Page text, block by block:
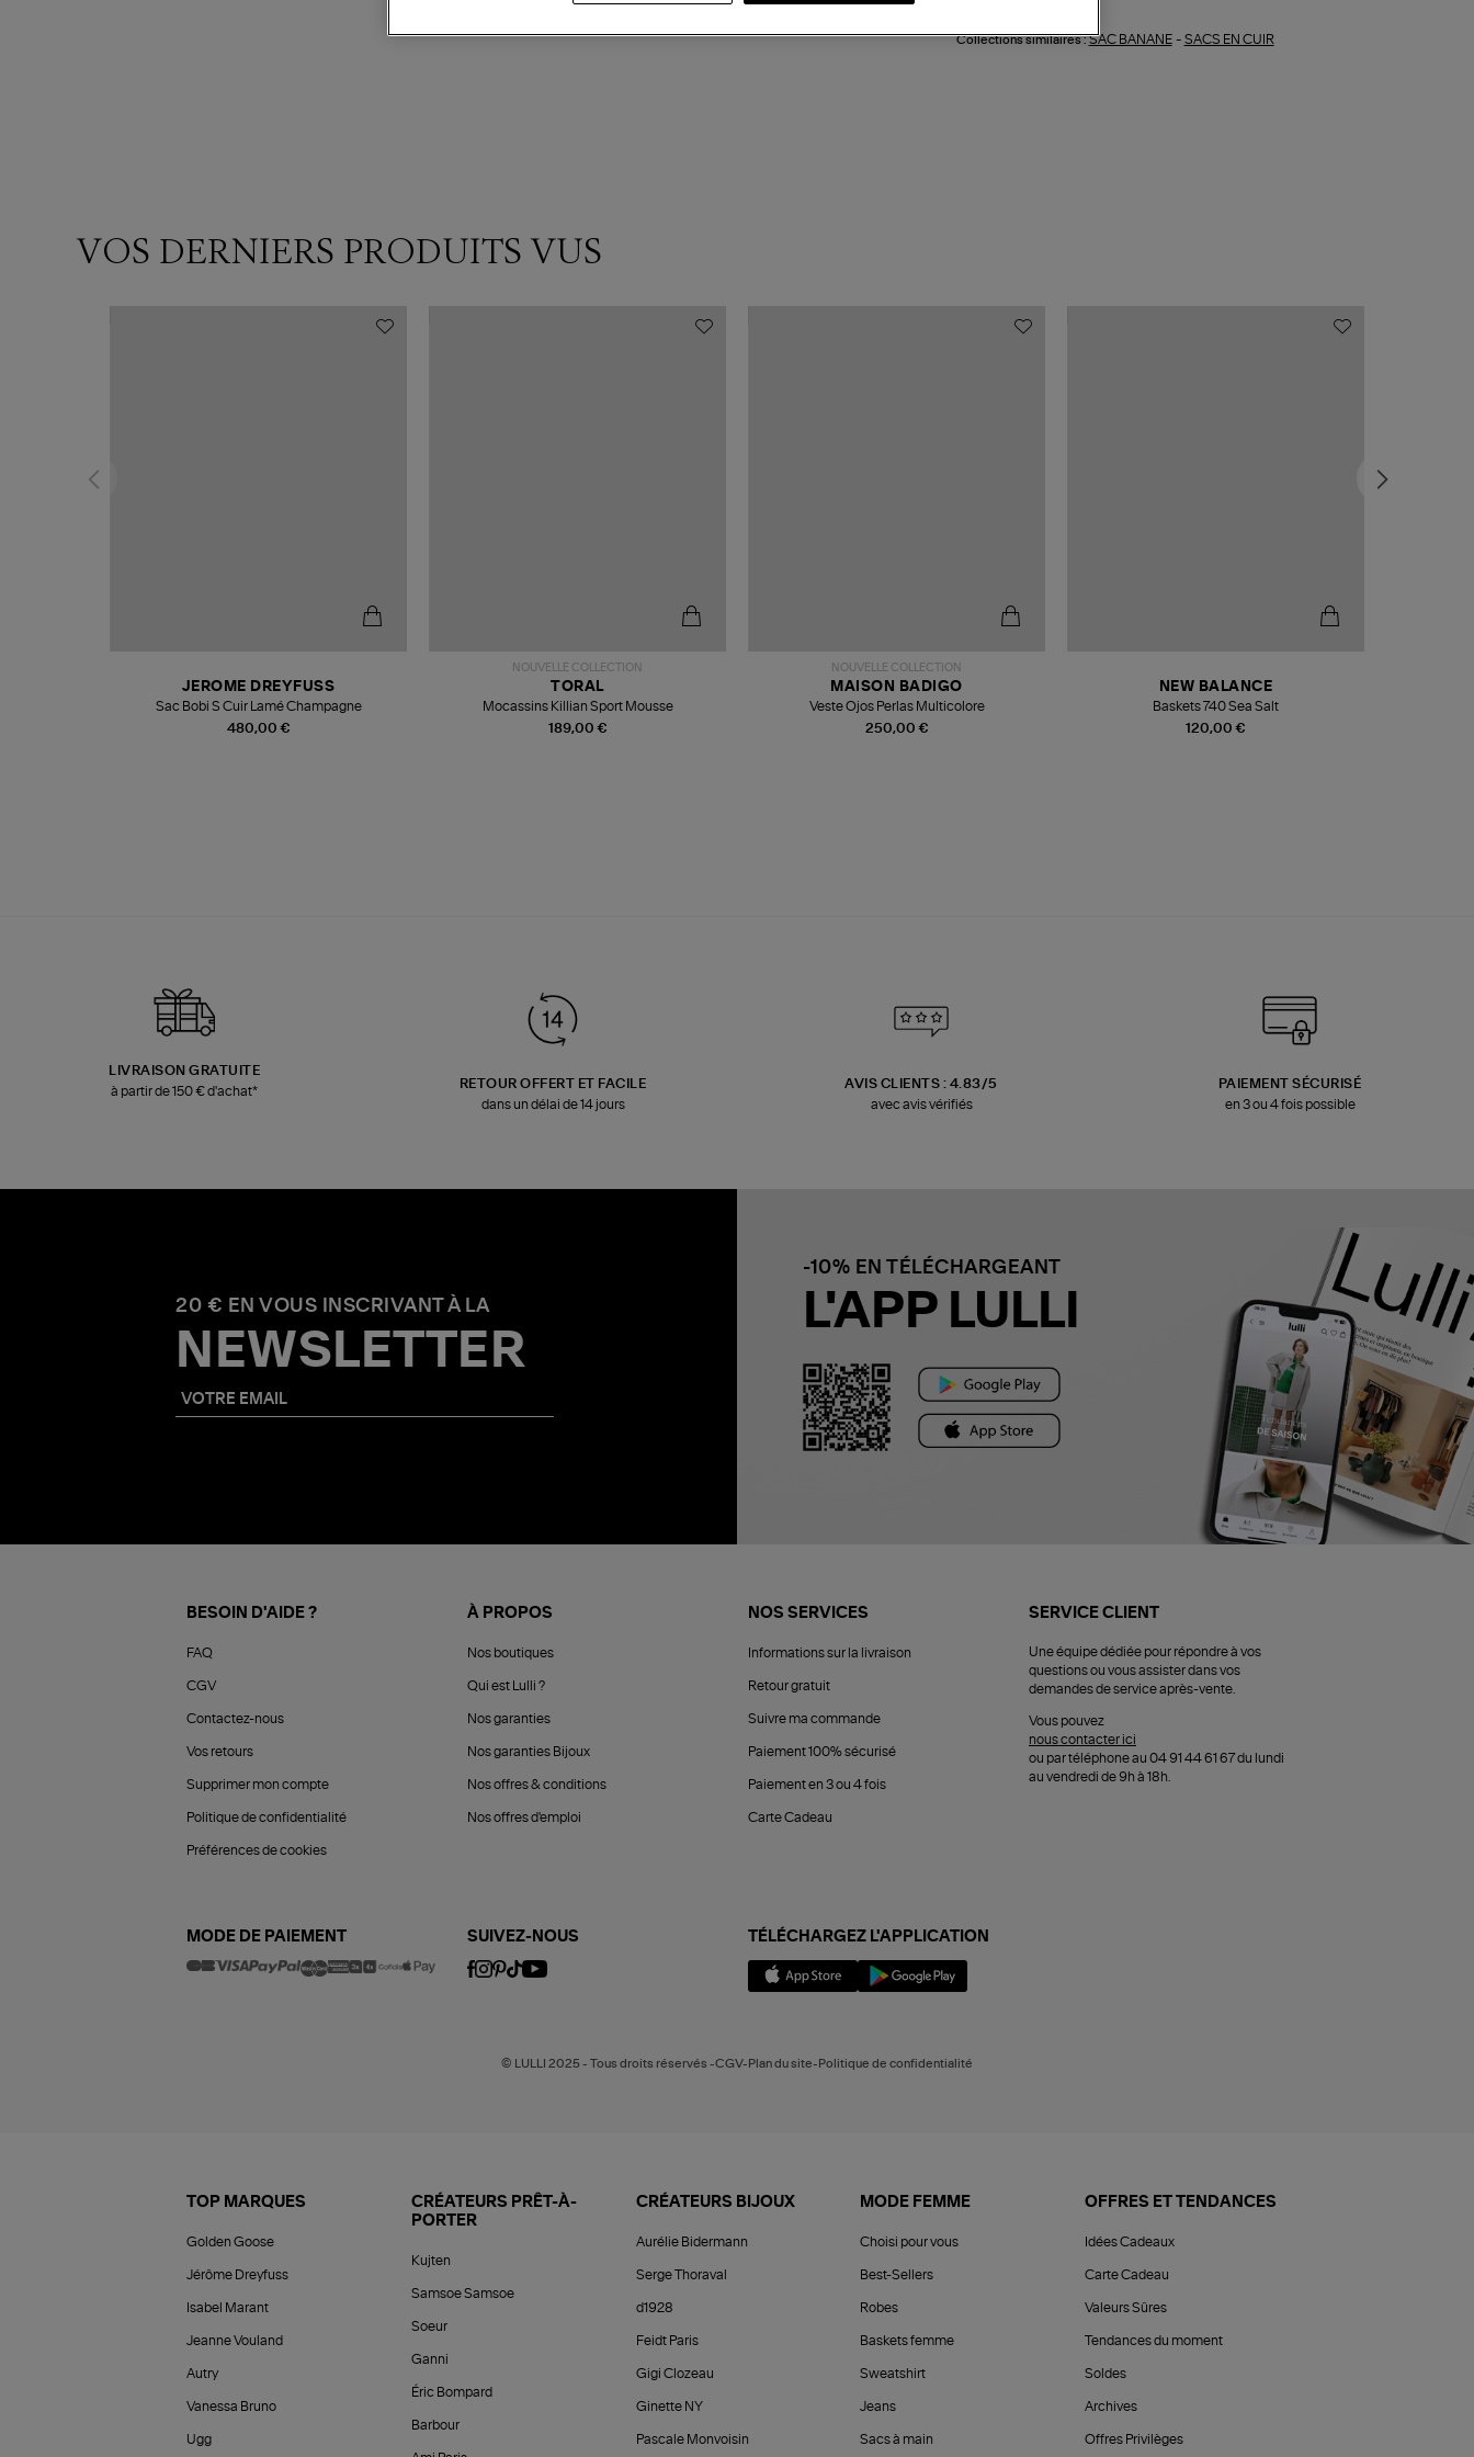
Collections similaires :SAC BANANE- SACS EN CUIR
VOS DERNIERS PRODUITS VUS
480,00 €
JEROME DREYFUSS
Sac Bobi S Cuir Lamé Champagne
NOUVELLE COLLECTION
189,00 €
TORAL
Mocassins Killian Sport Mousse
NOUVELLE COLLECTION
250,00 €
MAISON BADIGO
Veste Ojos Perlas Multicolore
120,00 €
NEW BALANCE
Baskets 740 Sea Salt
LIVRAISON GRATUITE
à partir de 150 € d'achat*
RETOUR OFFERT ET FACILE
dans un délai de 14 jours
AVIS CLIENTS : 4.83/5
avec avis vérifiés
PAIEMENT SÉCURISÉ
en 3 ou 4 fois possible
20 € EN VOUS INSCRIVANT À LA
NEWSLETTER
-10% EN TÉLÉCHARGEANT
L'APP LULLI
BESOIN D'AIDE ?
FAQ
CGV
Contactez-nous
Vos retours
Supprimer mon compte
Politique de confidentialité
Préférences de cookies
À PROPOS
Nos boutiques
Qui est Lulli ?
Nos garanties
Nos garanties Bijoux
Nos offres & conditions
Nos offres d'emploi
NOS SERVICES
Informations sur la livraison
Retour gratuit
Suivre ma commande
Paiement 100% sécurisé
Paiement en 3 ou 4 fois
Carte Cadeau
SERVICE CLIENT
Une équipe dédiée pour répondre à vos
questions ou vous assister dans vos
demandes de service après-vente.
Vous pouvez
nous contacter ici
ou par téléphone au 04 91 44 61 67 du lundi
au vendredi de 9h à 18h.
MODE DE PAIEMENT SUIVEZ-NOUS TÉLÉCHARGEZ L'APPLICATION
© LULLI 2025 - Tous droits réservés -CGV-Plan du site-Politique de confidentialité
TOP MARQUES
Golden Goose
Jérôme Dreyfuss
Isabel Marant
Jeanne Vouland
Autry
Vanessa Bruno
Ugg
CRÉATEURS PRÊT-À-
PORTER
Kujten
Samsoe Samsoe
Soeur
Ganni
Éric Bompard
Barbour
CRÉATEURS BIJOUX
Aurélie Bidermann
Serge Thoraval
d1928
Feidt Paris
Gigi Clozeau
Ginette NY
Pascale Monvoisin
MODE FEMME
Choisi pour vous
Best-Sellers
Robes
Baskets femme
Sweatshirt
Jeans
Sacs à main
OFFRES ET TENDANCES
Idées Cadeaux
Carte Cadeau
Valeurs Sûres
Tendances du moment
Soldes
Archives
Offres Privilèges